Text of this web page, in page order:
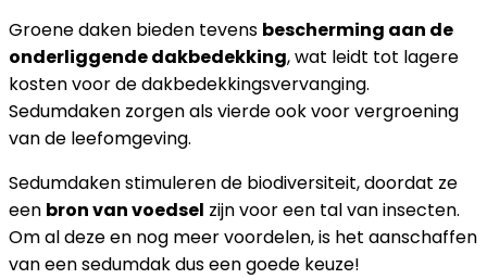
Groene daken bieden tevens bescherming aan de
onderliggende dakbedekking, wat leidt tot lagere
kosten voor de dakbedekkingsvervanging.
Sedumdaken zorgen als vierde ook voor vergroening
van de leefomgeving.
Sedumdaken stimuleren de biodiversiteit, doordat ze
een bron van voedsel zijn voor een tal van insecten.
Om al deze en nog meer voordelen, is het aanschaffen
van een sedumdak dus een goede keuze!